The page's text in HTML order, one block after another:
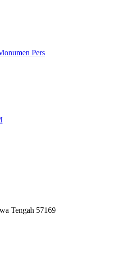
Pers
Tengah 57169